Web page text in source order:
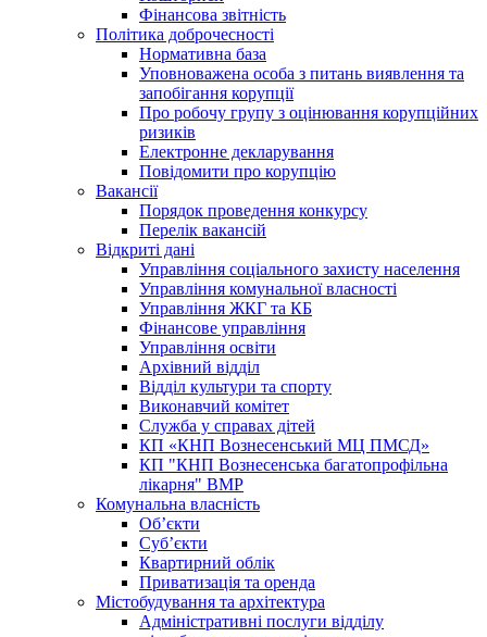
Фінансова звітність
Політика доброчесності
Нормативна база
Уповноважена особа з питань виявлення та
запобігання корупції
Про робочу групу з оцінювання корупційних
ризиків
Електронне декларування
Повідомити про корупцію
Вакансії
Порядок проведення конкурсу
Перелік вакансій
Відкриті дані
Управління соціального захисту населення
Управління комунальної власності
Управління ЖКГ та КБ
Фінансове управління
Управління освіти
Архівний відділ
Відділ культури та спорту
Виконавчий комітет
Служба у справах дітей
КП «КНП Вознесенський МЦ ПМСД»
КП "КНП Вознесенська багатопрофільна
лікарня" ВМР
Комунальна власність
Об’єкти
Суб’єкти
Квартирний облік
Приватизація та оренда
Містобудування та архітектура
Адміністративні послуги відділу